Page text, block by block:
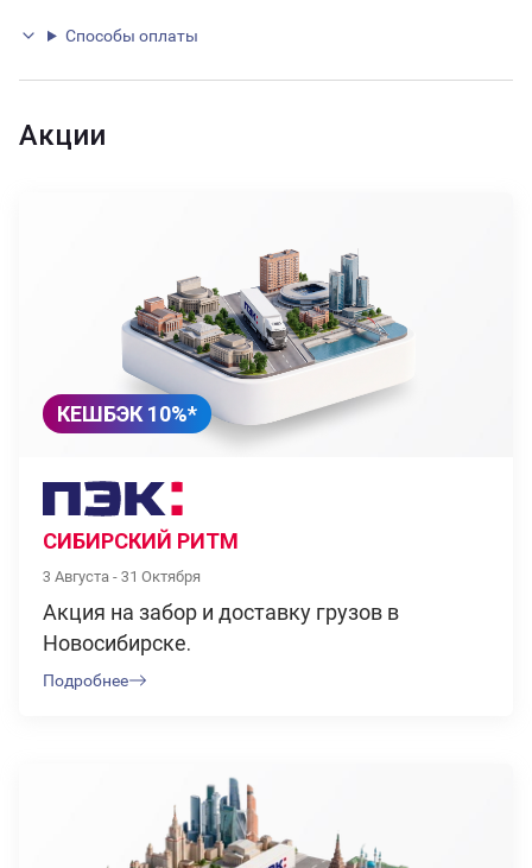
Способы оплаты
Акции
КЕШБЭК 10%*
СИБИРСКИЙ РИТМ
3 Августа - 31 Октября
Акция на забор и доставку грузов в
Новосибирске.
Подробнее